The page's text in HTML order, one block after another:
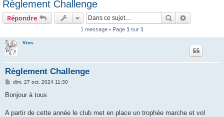
Règlement Challenge
Répondre Rechercher
1 message • Page 1 sur 1
Vins
Règlement Challenge
M
s
g
dim. 27 oct. 2024 11:30
Bonjour à tous
A partir de cette année le club met en place un trophée marche et vol